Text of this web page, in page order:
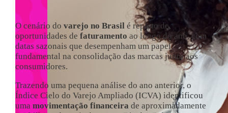
O cenário do varejo no Brasilé repleto de
oportunidades de faturamento ao longo do ano, com
datas sazonais que desempenham um papel
fundamental na consolidação das marcas junto aos
consumidores.
Trazendo uma pequena análise do ano anterior, o
Índice Cielo do Varejo Ampliado (ICVA) identificou
umamovimentação financeira de aproximadamente